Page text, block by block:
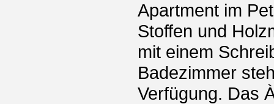
Apartment im
Stoffen und
mit einem
Badezimmer
Verfügung. Das